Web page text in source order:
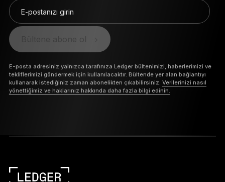
E-postanızı girin
E-posta adresiniz yalnızca tarafınıza Ledger bültenimizi, haberlerimizi ve
tekliflerimizi göndermek için kullanılacaktır. Bültende yer alan bağlantıyı
kullanarak istediğiniz zaman abonelikten çıkabilirsiniz. Verilerinizi nasıl
yönettiğimiz ve haklarınız hakkında daha fazla bilgi edinin.